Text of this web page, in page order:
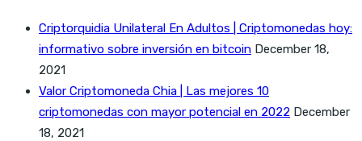
Criptorquidia Unilateral En Adultos | Criptomonedas hoy:
informativo sobre inversión en bitcoin December 18,
2021
Valor Criptomoneda Chia | Las mejores 10
criptomonedas con mayor potencial en 2022 December
18, 2021